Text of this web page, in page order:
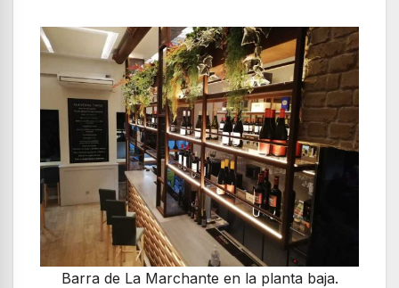
Barra de La Marchante en la planta baja.